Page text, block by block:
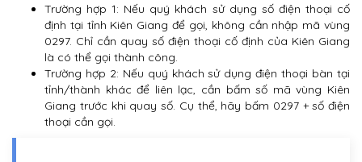
Trường hợp 1: Nếu quý khách sử dụng số điện thoại cố
định tại tỉnh Kiên Giang để gọi, không cần nhập mã vùng
0297. Chỉ cần quay số điện thoại cố định của Kiên Giang
là có thể gọi thành công.
Trường hợp 2: Nếu quý khách sử dụng điện thoại bàn tại
tỉnh/thành khác để liên lạc, cần bấm số mã vùng Kiên
Giang trước khi quay số. Cụ thể, hãy bấm 0297 + số điện
thoại cần gọi.